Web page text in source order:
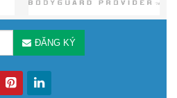
ĐĂNG KÝ